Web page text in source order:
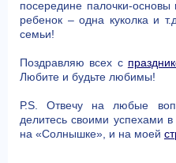
посередине палочки-
ребенок – одна куколка и
семьи!
Поздравляю всех с
Любите и будьте любимы!
Р.S. Отвечу на любые
делитесь своими успехами в
на «Солнышке», и на моей